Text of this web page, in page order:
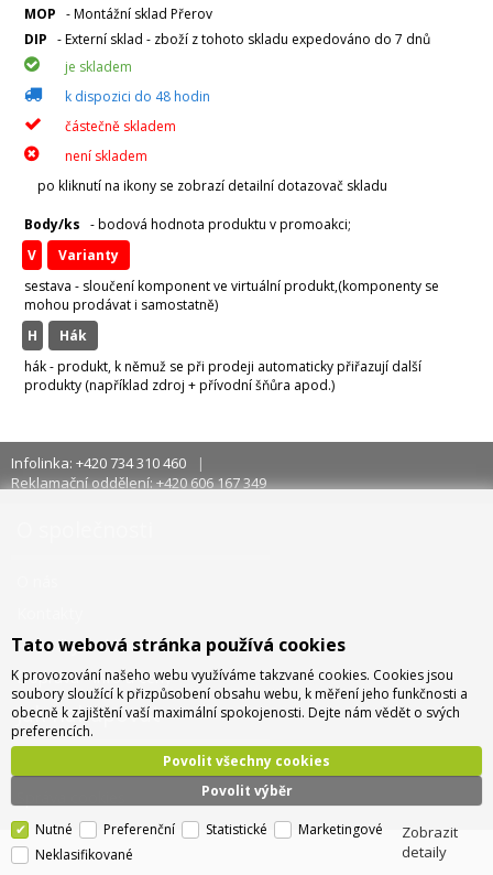
MOP - Montážní sklad Přerov
DIP - Externí sklad - zboží z tohoto skladu expedováno do 7 dnů
je skladem
k dispozici do 48 hodin
částečně skladem
není skladem
po kliknutí na ikony se zobrazí detailní dotazovač skladu
Body/ks - bodová hodnota produktu v promoakci;
v
varianty
sestava - sloučení komponent ve virtuální produkt,(komponenty se
mohou prodávat i samostatně)
H
hák
hák - produkt, k němuž se při prodeji automaticky přiřazují další
produkty (například zdroj + přívodní šňůra apod.)
Infolinka: +420 734 310 460
Reklamační oddělení: +420 606 167 349
Pobočky a sídlo
Doprava - info a ceny
Jak nakupovat
Tato webová stránka používá cookies
K provozování našeho webu využíváme takzvané cookies. Cookies jsou
soubory sloužící k přizpůsobení obsahu webu, k měření jeho funkčnosti a
obecně k zajištění vaší maximální spokojenosti. Dejte nám vědět o svých
preferencích.
Povolit výběr
Povolit všechny cookies
Nutné Preferenční Statistické
Marketingové
Neklasifikované
Zobrazit
detaily